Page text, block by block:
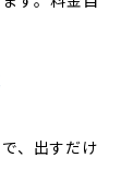
、出すだけ